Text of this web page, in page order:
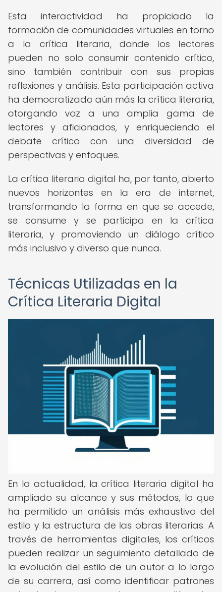
Esta interactividad ha propiciado la
formación de comunidades virtuales en torno
a la crítica literaria, donde los lectores
pueden no solo consumir contenido crítico,
sino también contribuir con sus propias
reflexiones y análisis. Esta participación activa
ha democratizado aún más la crítica literaria,
otorgando voz a una amplia gama de
lectores y aficionados, y enriqueciendo el
debate crítico con una diversidad de
perspectivas y enfoques.
La crítica literaria digital ha, por tanto, abierto
nuevos horizontes en la era de internet,
transformando la forma en que se accede,
se consume y se participa en la crítica
literaria, y promoviendo un diálogo crítico
más inclusivo y diverso que nunca.
Técnicas Utilizadas en la
Crítica Literaria Digital
En la actualidad, la crítica literaria digital ha
ampliado su alcance y sus métodos, lo que
ha permitido un análisis más exhaustivo del
estilo y la estructura de las obras literarias. A
través de herramientas digitales, los críticos
pueden realizar un seguimiento detallado de
la evolución del estilo de un autor a lo largo
de su carrera, así como identificar patrones